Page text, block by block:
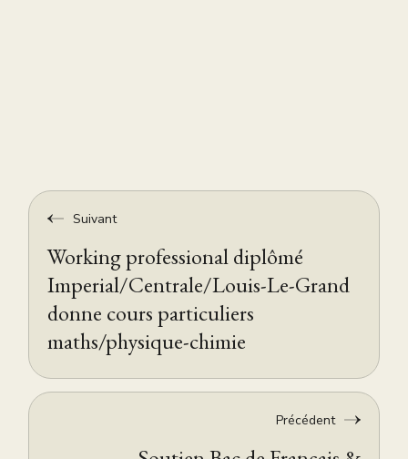
Suivant
Working professional diplômé
Imperial/Centrale/Louis-Le-Grand
donne cours particuliers
maths/physique-chimie
Précédent